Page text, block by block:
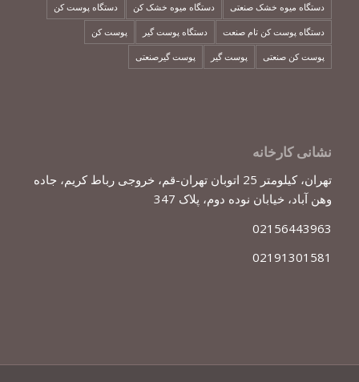
دستگاه میوه خشک صنعتی دستگاه میوه خشک کن دستگاه پوست کن
دستگاه پوست کن تام صنعت دستگاه پوست گیر پوست کن
پوست کن صنعتی پوست گیر پوست گیرصنعتی
نشانی کارخانه
تهران، کیلومتر 25 اتوبان تهران-قم، خروجی رباط کریم، جاده
وهن آباد، خیابان نوده دوم، پلاک 347
02156443963
02191301581